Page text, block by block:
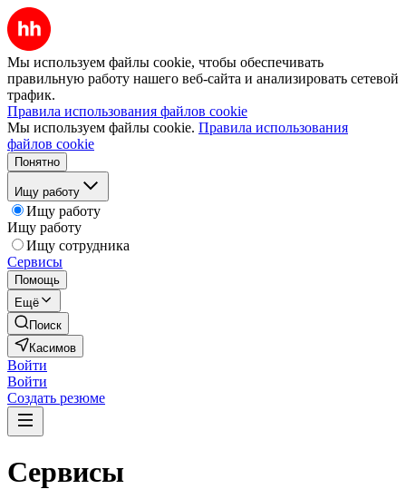
Мы используем файлы cookie, чтобы обеспечивать
правильную работу нашего веб-сайта и анализировать сетевой
трафик.
Правила использования файлов cookie
Мы используем файлы cookie. Правила использования
файлов cookie
Понятно
Ищу работу
Ищу работу
Ищу работу
Ищу сотрудника
Сервисы
Помощь
Ещё
Поиск
Касимов
Войти
Войти
Создать резюме
Сервисы